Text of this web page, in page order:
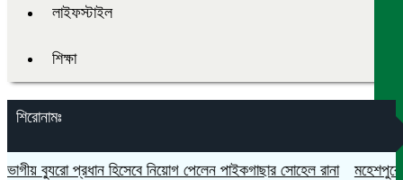
লাইফস্টাইল
শিক্ষা
শিরোনামঃ
ব্যুরো প্রধান হিসেবে নিয়োগ পেলেন পাইকগাছার সোহেল রানা মহেশপুরে